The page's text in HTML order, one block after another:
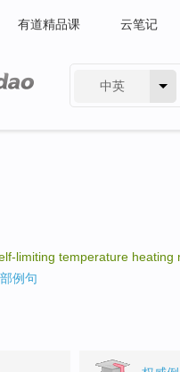
有道精品课 云笔记
中英
limiting temperature heating
例句